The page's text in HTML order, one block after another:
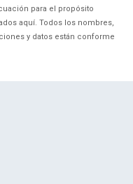
para el propósito
aquí. Todos los nombres,
y datos están conforme